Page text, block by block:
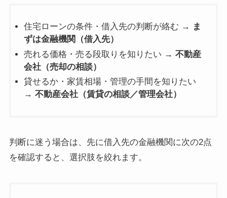
住宅ローンの条件・借入先の判断が絡む → ま
ずは金融機関（借入先）
売れる価格・売る段取りを知りたい →不動産
会社（売却の相談）
貸せるか・家賃相場・管理の手間を知りたい
→不動産会社（賃貸の相談／管理会社）
判断に迷う場合は、先に借入先の金融機関に次の2点
を確認すると、選択肢を絞れます。